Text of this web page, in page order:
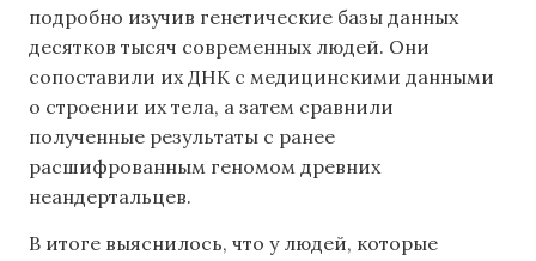
подробно изучив генетические базы данных
десятков тысяч современных людей. Они
сопоставили их ДНК с медицинскими данными
о строении их тела, а затем сравнили
полученные результаты с ранее
расшифрованным геномом древних
неандертальцев.
В итоге выяснилось, что у людей, которые